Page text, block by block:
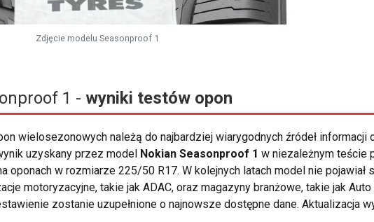
Zdjęcie modelu Seasonproof 1
1 - wyniki testów opon
wielosezonowych należą do najbardziej wiarygodnych źródeł
uzyskany przez model Nokian Seasonproof 1 w niezależnym teście
oponach w rozmiarze 225/50 R17. W kolejnych latach model nie
motoryzacyjne, takie jak ADAC, oraz magazyny branżowe, takie jak
zostanie uzupełnione o najnowsze dostępne dane. Aktualizacja